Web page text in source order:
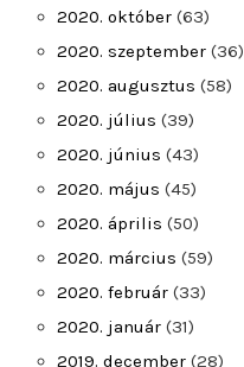
2020. október (63)
2020. szeptember (36)
2020. augusztus (58)
2020. július (39)
2020. június (43)
2020. május (45)
2020. április (50)
2020. március (59)
2020. február (33)
2020. január (31)
2019. december (28)